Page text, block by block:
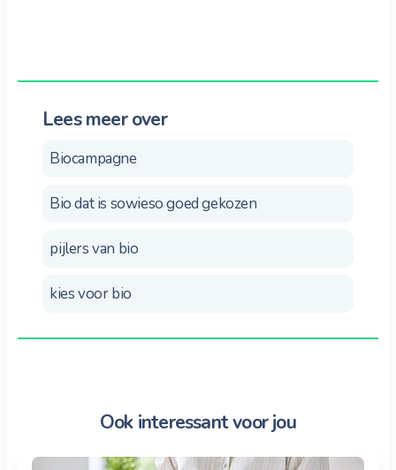
Lees meer over
Biocampagne
Bio dat is sowieso goed gekozen
pijlers van bio
kies voor bio
Ook interessant voor jou